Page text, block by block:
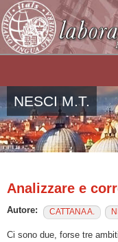
Salta al contenuto principale
NESCI M.T.
Analizzare e
Autore: CATTANA A.
Ci sono due, forse tre